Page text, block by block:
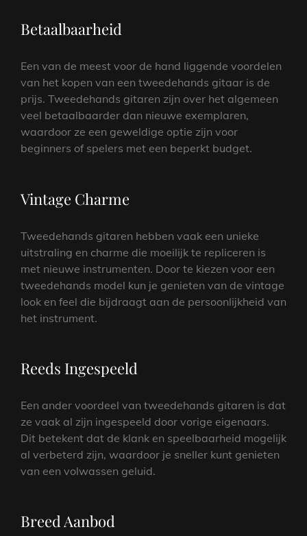
Betaalbaarheid
Een van de meest voor de hand liggende voordelen
van het kopen van een tweedehands gitaar is de
prijs. Tweedehands gitaren zijn over het algemeen
veel betaalbaarder dan nieuwe exemplaren,
waardoor ze een geweldige optie zijn voor
beginners of spelers met een beperkt budget.
Vintage Charme
Tweedehands gitaren hebben vaak een unieke
uitstraling en charme die moeilijk te repliceren is
met nieuwe instrumenten. Door te kiezen voor een
tweedehands model kun je genieten van de vintage
look en feel die bijdraagt aan de persoonlijkheid van
het instrument.
Reeds Ingespeeld
Een ander voordeel van tweedehands gitaren is dat
ze vaak al zijn ingespeeld door vorige eigenaars.
Dit betekent dat de klank en speelbaarheid mogelijk
al verbeterd zijn, waardoor je sneller kunt genieten
van een volwassen geluid.
Breed Aanbod